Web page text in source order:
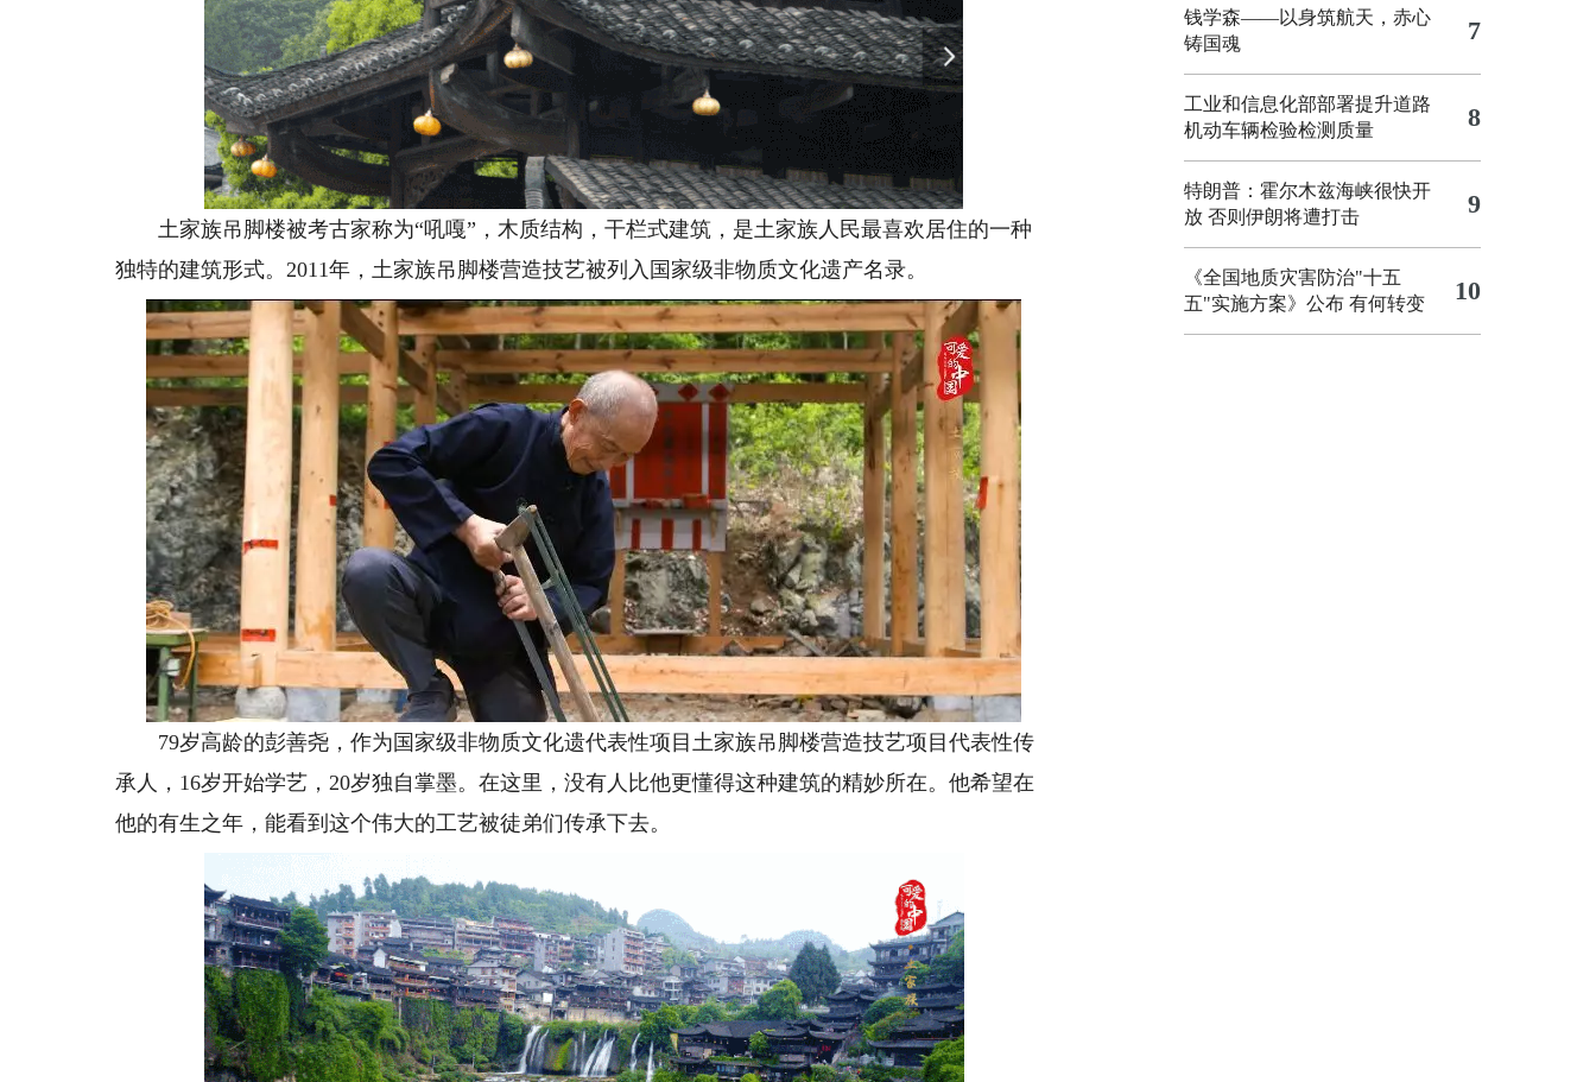
土家族吊脚楼被考古家称为“吼嘎”，木质结构，干栏式建筑，是土家族人民最喜欢居住的一种
独特的建筑形式。2011年，土家族吊脚楼营造技艺被列入国家级非物质文化遗产名录。
79岁高龄的彭善尧，作为国家级非物质文化遗代表性项目土家族吊脚楼营造技艺项目代表性传
承人，16岁开始学艺，20岁独自掌墨。在这里，没有人比他更懂得这种建筑的精妙所在。他希望在
他的有生之年，能看到这个伟大的工艺被徒弟们传承下去。
钱学森——以身筑航天，赤心
铸国魂
7
工业和信息化部部署提升道路
机动车辆检验检测质量
8
特朗普：霍尔木兹海峡很快开
放 否则伊朗将遭打击
9
《全国地质灾害防治"十五
五"实施方案》公布 有何转变
10